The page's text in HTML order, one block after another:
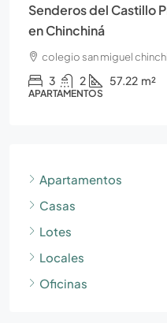
Senderos del Castillo
en Chinchiná
colegio san miguel
3 2 57.22 m²
APARTAMENTOS
Apartamentos
Casas
Lotes
Locales
Oficinas